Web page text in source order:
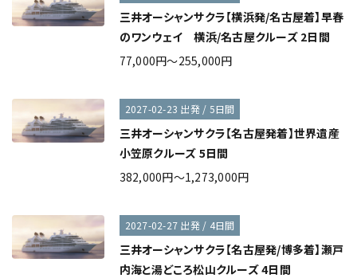
三井オーシャンサクラ【横浜発/名古屋着】早春
のワンウェイ 横浜/名古屋クルーズ 2日間
77,000円～255,000円
2027-02-23 出発 / 5日間
三井オーシャンサクラ【名古屋発着】世界遺産
小笠原クルーズ 5日間
382,000円～1,273,000円
2027-02-27 出発 / 4日間
三井オーシャンサクラ【名古屋発/博多着】瀬戸
内海と湯どころ松山クルーズ 4日間